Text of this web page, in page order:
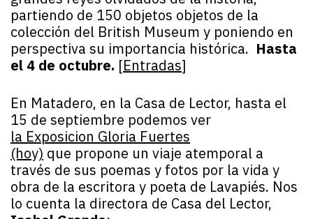
partiendo de 150 objetos objetos de la
colección del British Museum y poniendo en
perspectiva su importancia histórica. Hasta
el 4 de octubre. [Entradas]
En Matadero, en la Casa de Lector, hasta el
15 de septiembre podemos ver
la Exposicion Gloria Fuertes
(hoy) que propone un viaje atemporal a
través de sus poemas y fotos por la vida y
obra de la escritora y poeta de Lavapiés. Nos
lo cuenta la directora de Casa del Lector,